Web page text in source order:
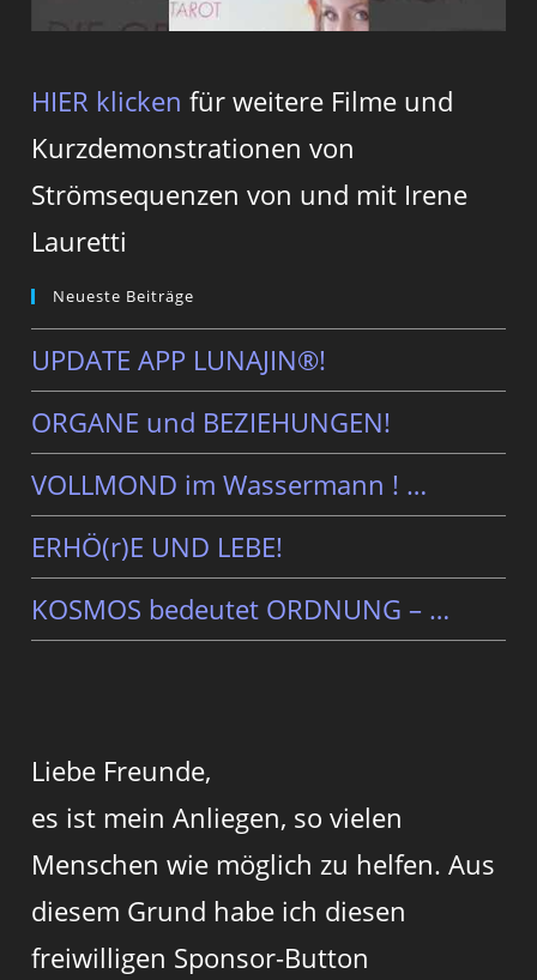
HIER klicken für weitere Filme und
Kurzdemonstrationen von
Strömsequenzen von und mit Irene
Lauretti
Neueste Beiträge
UPDATE APP LUNAJIN®!
ORGANE und BEZIEHUNGEN!
VOLLMOND im Wassermann ! …
ERHÖ(r)E UND LEBE!
KOSMOS bedeutet ORDNUNG – …
Liebe Freunde,
es ist mein Anliegen, so vielen
Menschen wie möglich zu helfen. Aus
diesem Grund habe ich diesen
freiwilligen Sponsor-Button